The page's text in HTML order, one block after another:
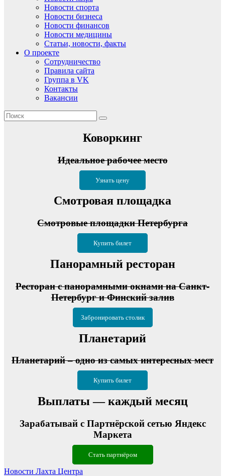
Новости спорта
Новости бизнеса
Новости финансов
Новости медицины
Статьи, новости, факты
О проекте
Сотрудничество
Правила сайта
Группа в VK
Контакты
Вакансии
Коворкинг
Идеальное рабочее место
Узнать цену
Смотровая площадка
Смотровые площадки Петербурга
Купить билет
Панорамный ресторан
Ресторан с панорамными окнами на Санкт-
Петербург и Финский залив
Забронировать столик
Планетарий
Планетарий – одно из самых интересных мест
Купить билет
Выплаты — каждый месяц
Зарабатывай с Партнёрской сетью Яндекс
Маркета
Стать партнёром
Новости Лахта Центра